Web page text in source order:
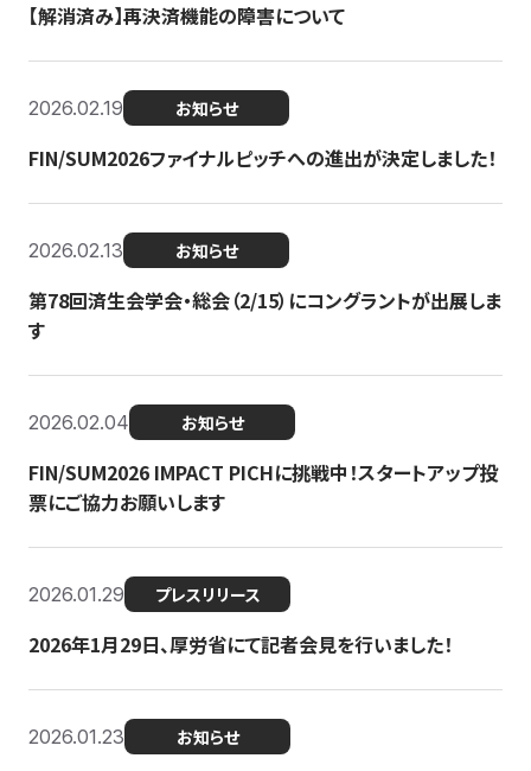
【解消済み】再決済機能の障害について
2026.02.19 お知らせ
FIN/SUM2026ファイナルピッチへの進出が決定しました！
2026.02.13 お知らせ
第78回済生会学会・総会（2/15）にコングラントが出展しま
す
2026.02.04 お知らせ
FIN/SUM2026 IMPACT PICHに挑戦中！スタートアップ投
票にご協力お願いします
2026.01.29 プレスリリース
2026年1月29日、厚労省にて記者会見を行いました！
2026.01.23 お知らせ